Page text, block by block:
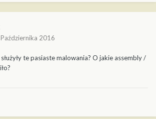
2016
te pasiaste malowania? O jakie assembly /